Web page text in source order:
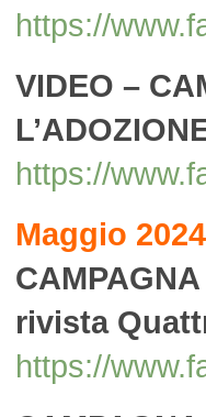
https://
VIDEO –
https://
Maggio 2024
rivista
https://